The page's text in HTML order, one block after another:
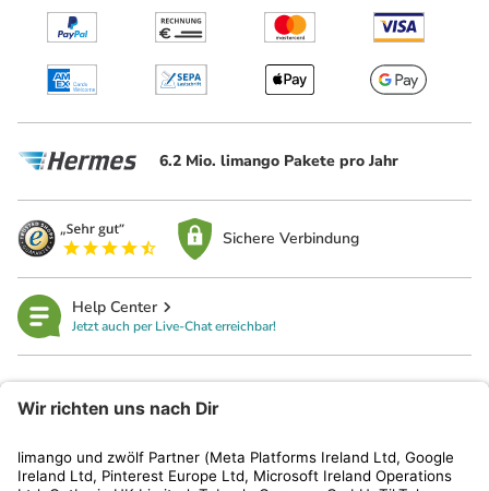
6.2 Mio. limango Pakete pro Jahr
Sichere Verbindung
Help Center
Jetzt auch per Live-Chat erreichbar!